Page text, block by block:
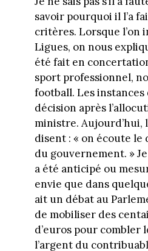
savoir pourquoi il l’a
critères. Lorsque l’on
Ligues, on nous
été fait en
sport professionnel,
football. Les
décision après
ministre. Aujourd’hui,
disent : « on écoute le
du gouvernement. »
a été anticipé ou
envie que dans
ait un débat au
de mobiliser des
d’euros pour combler
l’argent du